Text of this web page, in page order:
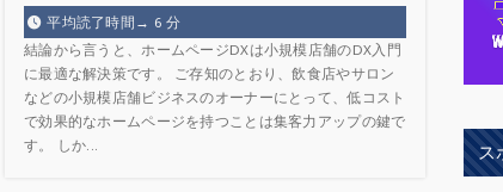
平均読了時間→ 6 分
結論から言うと、ホームページDXは小規模店舗のDX入門
に最適な解決策です。 ご存知のとおり、飲食店やサロン
などの小規模店舗ビジネスのオーナーにとって、低コスト
で効果的なホームページを持つことは集客力アップの鍵で
す。 しか...
ス